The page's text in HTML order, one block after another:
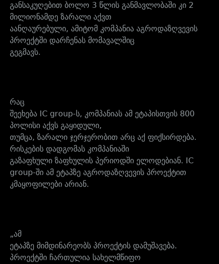
განსაკუღებით ბოლო 3 წლის განმავლობაში კი 2
მილიონამდე ზარალი აქვთ
აანღაურებული, ამიტომ კომპანია აგროდაზღვევის
პროექტში დარჩენას მომავალშიც
გეგმავს.
რაც
შეეხება IC group-ს, კომპანიას ამ ეტაპისთვის 800
პოლისი აქვს გაყიდული,
თუმცა, ზარალი ჯერჯერობით არც აქ ფიქსირდება.
რისკების დადგომას კომპანიაში
გაზაფხული ზაფხულის პერიოდში ელოდებიან. IC
group-ში ამ ეტაპზე აგროდაზღვევის პროექტით
კმაყოფილები არიან.
„ამ
ეტაპზე მიმდინარეობს პროექტის დამუშავება.
პროექტში ჩართულია სახელმწიფო